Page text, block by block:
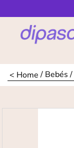
Bebés